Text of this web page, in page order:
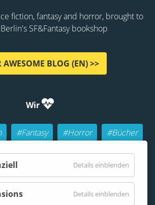
fiction, fantasy and horror, brought to
SF&Fantasy bookshop
AWESOME BLOG (EN) >>
Wir
#Fantasy #Horror
#Bücher
Geeks
#Rollenspiele (RPGs)
Details einblenden
Details einblenden